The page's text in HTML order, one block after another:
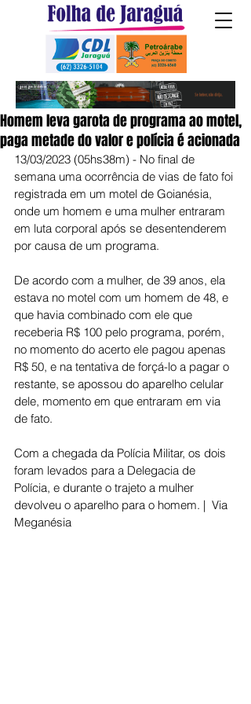
Homem leva garota de programa ao motel,
paga metade do valor e polícia é acionada
13/03/2023 (05hs38m) - No final de
semana uma ocorrência de vias de fato foi
registrada em um motel de Goianésia,
onde um homem e uma mulher entraram
em luta corporal após se desentenderem
por causa de um programa.
De acordo com a mulher, de 39 anos, ela
estava no motel com um homem de 48, e
que havia combinado com ele que
receberia R$ 100 pelo programa, porém,
no momento do acerto ele pagou apenas
R$ 50, e na tentativa de forçá-lo a pagar o
restante, se apossou do aparelho celular
dele, momento em que entraram em via
de fato.
Com a chegada da Polícia Militar, os dois
foram levados para a Delegacia de
Polícia, e durante o trajeto a mulher
devolveu o aparelho para o homem. |  Via
Meganésia